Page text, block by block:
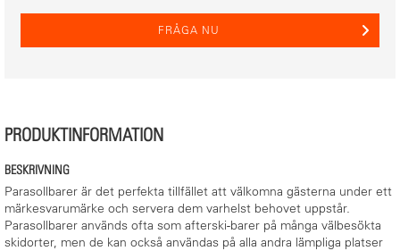
FRÅGA NU
PRODUKTINFORMATION
BESKRIVNING
Parasollbarer är det perfekta tillfället att välkomna gästerna under ett
märkesvarumärke och servera dem varhelst behovet uppstår.
Parasollbarer används ofta som afterski-barer på många välbesökta
skidorter, men de kan också användas på alla andra lämpliga platser